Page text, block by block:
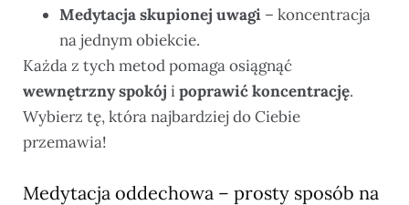
Medytacja skupionej uwagi – koncentracja
na jednym obiekcie.
Każda z tych metod pomaga osiągnąć
wewnętrzny spokój ipoprawić koncentrację.
Wybierz tę, która najbardziej do Ciebie
przemawia!
Medytacja oddechowa – prosty sposób na